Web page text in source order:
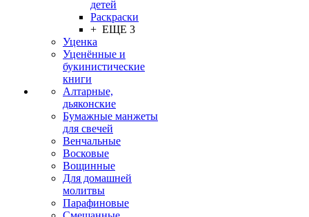
детей
Раскраски
+ ЕЩЕ 3
Уценка
Уценённые и
букинистические
книги
Алтарные,
дьяконские
Бумажные манжеты
для свечей
Венчальные
Восковые
Вощинные
Для домашней
молитвы
Парафиновые